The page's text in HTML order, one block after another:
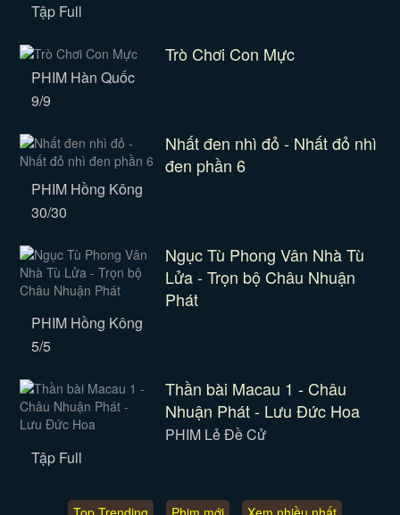
Tập Full
Trò Chơi Con Mực
PHIM Hàn Quốc
9/9
Nhất đen nhì đỏ - Nhất đỏ nhì
đen phần 6
PHIM Hồng Kông
30/30
Ngục Tù Phong Vân Nhà Tù
Lửa - Trọn bộ Châu Nhuận
Phát
PHIM Hồng Kông
5/5
Thần bài Macau 1 - Châu
Nhuận Phát - Lưu Đức Hoa
PHIM Lẻ Đề Cử
Tập Full